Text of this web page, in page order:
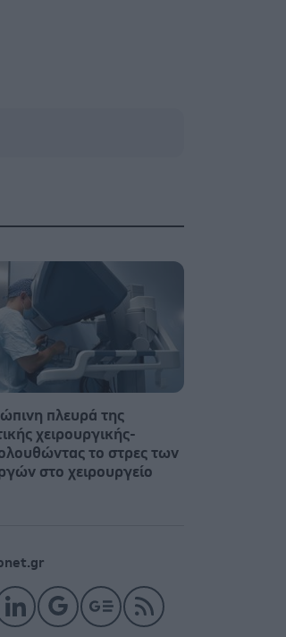
πλευρά της
χειρουργικής-
το στρες των
στο χειρουργείο